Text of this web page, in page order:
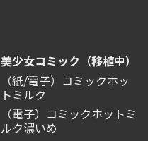
美少女コミック（移植中）
（紙/電子）コミックホッ
トミルク
（電子）コミックホットミ
ルク濃いめ